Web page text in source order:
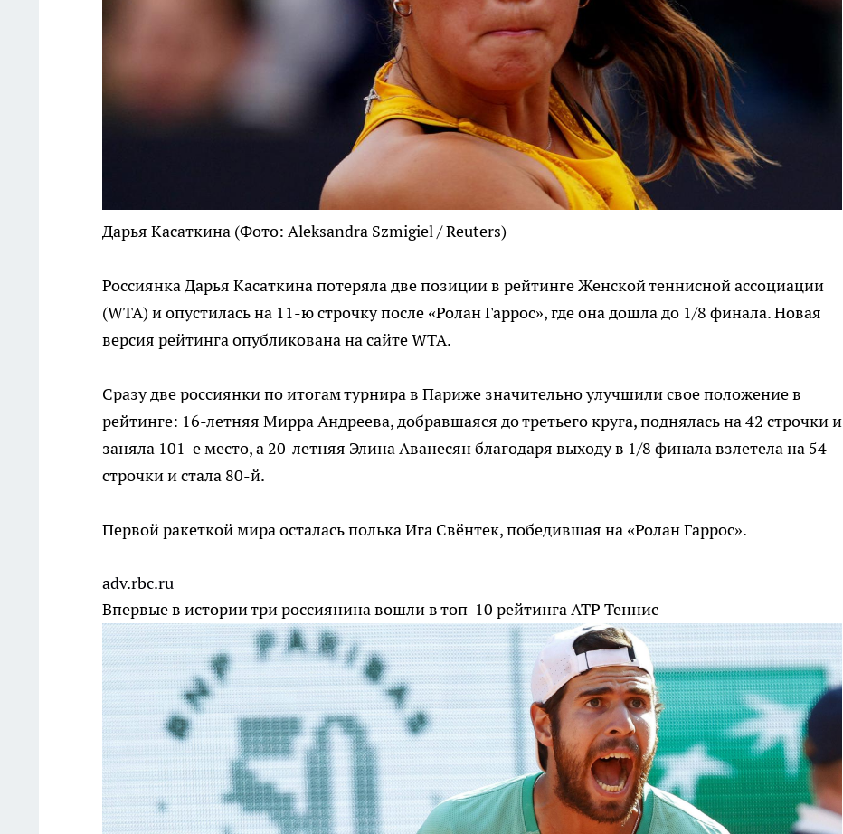
Дарья Касаткина (Фото: Aleksandra Szmigiel / Reuters)
Россиянка Дарья Касаткина потеряла две позиции в рейтинге Женской теннисной ассоциации
(WTA) и опустилась на 11-ю строчку после «Ролан Гаррос», где она дошла до 1/8 финала. Новая
версия рейтинга опубликована на сайте WTA.
Сразу две россиянки по итогам турнира в Париже значительно улучшили свое положение в
рейтинге: 16-летняя Мирра Андреева, добравшаяся до третьего круга, поднялась на 42 строчки и
заняла 101-е место, а 20-летняя Элина Аванесян благодаря выходу в 1/8 финала взлетела на 54
строчки и стала 80-й.
Первой ракеткой мира осталась полька Ига Свёнтек, победившая на «Ролан Гаррос».
adv.rbc.ru
Впервые в истории три россиянина вошли в топ-10 рейтинга ATP Теннис